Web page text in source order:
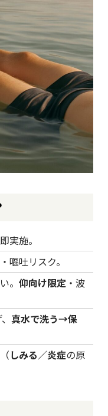
実施。
嘔吐リスク。
。 仰向け限定 ・波
真水で洗う→保
しみる／炎症の原